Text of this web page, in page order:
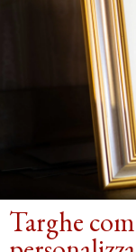
Targhe